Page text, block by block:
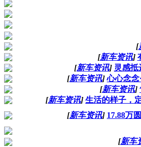
[
[新车资讯]
[新车资讯] 灵感
[新车资讯] 心心念念
[新车资讯]
[新车资讯] 生活的样子，
[新车资讯] 17.88万
[新车